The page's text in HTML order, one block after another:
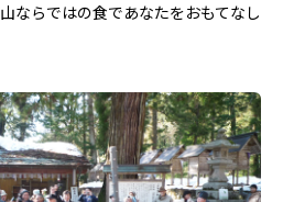
ならではの食であなたをおもてなし